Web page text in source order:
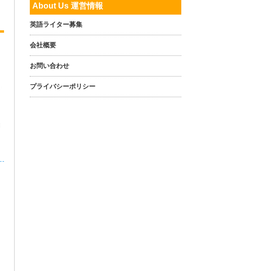
About Us 運営情報
英語ライター募集
会社概要
お問い合わせ
プライバシーポリシー